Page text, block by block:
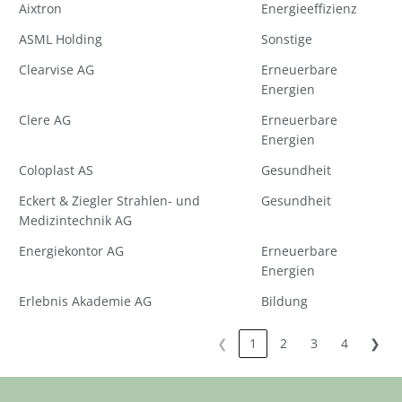
Aixtron
Energieeffizienz
ASML Holding
Sonstige
Clearvise AG
Erneuerbare
Energien
Clere AG
Erneuerbare
Energien
Coloplast AS
Gesundheit
Eckert & Ziegler Strahlen- und
Medizintechnik AG
Gesundheit
Energiekontor AG
Erneuerbare
Energien
Erlebnis Akademie AG
Bildung
❮ 1 2 3 4 ❯